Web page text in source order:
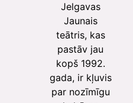
Jelgavas
Jaunais
teātris, kas
pastāv jau
kopš 1992.
gada, ir kļuvis
par nozīmīgu